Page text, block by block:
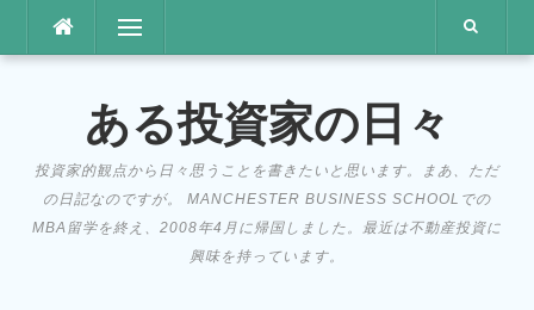
メニュー
ある投資家の日々
投資家的観点から日々思うことを書きたいと思います。まあ、ただ
の日記なのですが。 MANCHESTER BUSINESS SCHOOLでの
MBA留学を終え、2008年4月に帰国しました。最近は不動産投資に
興味を持っています。